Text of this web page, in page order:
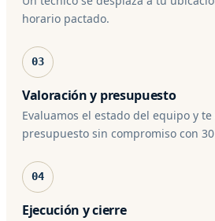
horario pactado.
03
Valoración y presupuesto
Evaluamos el estado del equipo y
presupuesto sin compromiso con
04
Ejecución y cierre